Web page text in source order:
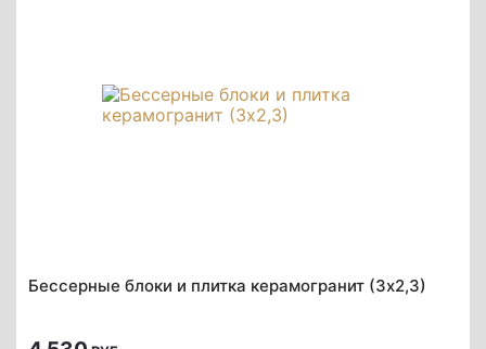
Бессерные блоки и плитка керамогранит (3х2,3)